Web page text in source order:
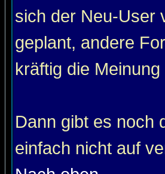
sich der Neu-User
geplant, andere
kräftig die
Dann gibt es noch
einfach nicht auf